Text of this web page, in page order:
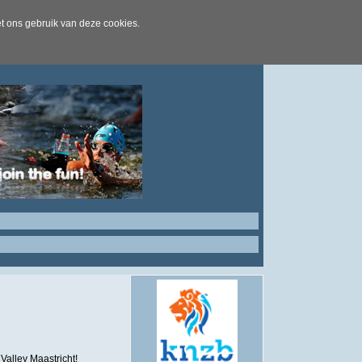
ons gebruik van deze cookies.
Maastricht!